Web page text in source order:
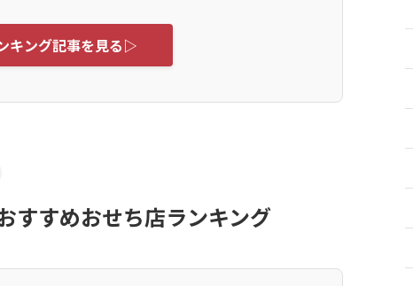
キング記事を見る▷
すすめおせち店ランキング